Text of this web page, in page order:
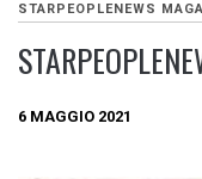
STARPEOPLENEWS
6 MAGGIO 2021